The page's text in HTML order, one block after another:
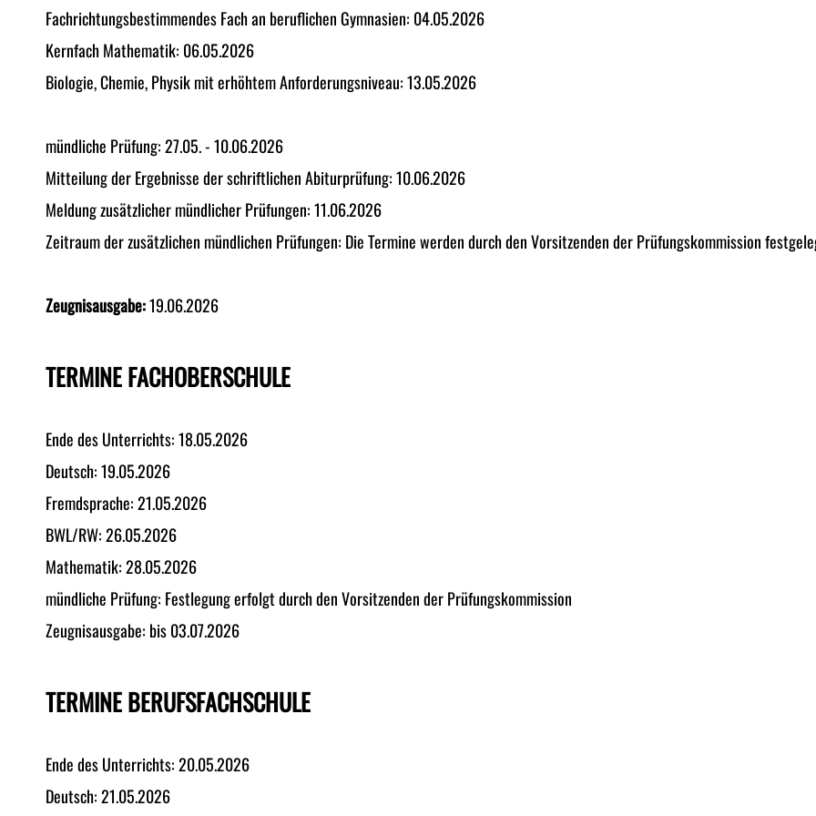
Fachrichtungsbestimmendes Fach an beruflichen Gymnasien: 04.05.2026
Kernfach Mathematik: 06.05.2026
Biologie, Chemie, Physik mit erhöhtem Anforderungsniveau: 13.05.2026
mündliche Prüfung: 27.05. - 10.06.2026
Mitteilung der Ergebnisse der schriftlichen Abiturprüfung: 10.06.2026
Meldung zusätzlicher mündlicher Prüfungen: 11.06.2026
Zeitraum der zusätzlichen mündlichen Prüfungen: Die Termine werden durch den Vorsitzenden der Prüfungskommission
Zeugnisausgabe:19.06.2026
TERMINE FACHOBERSCHULE
Ende des Unterrichts: 18.05.2026
Deutsch: 19.05.2026
Fremdsprache: 21.05.2026
BWL/RW: 26.05.2026
Mathematik: 28.05.2026
mündliche Prüfung: Festlegung erfolgt durch den Vorsitzenden der Prüfungskommission
Zeugnisausgabe: bis 03.07.2026
TERMINE BERUFSFACHSCHULE
Ende des Unterrichts: 20.05.2026
Deutsch: 21.05.2026